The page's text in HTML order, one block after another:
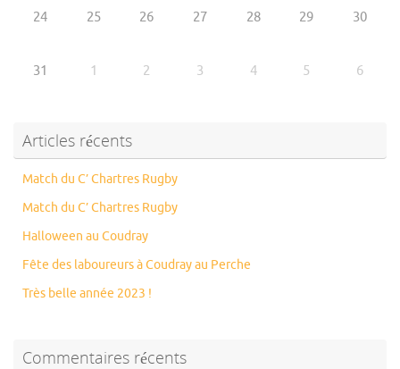
24 25 26 27 28 29 30
31 1 2 3 4 5 6
Articles récents
Match du C’ Chartres Rugby
Match du C’ Chartres Rugby
Halloween au Coudray
Fête des laboureurs à Coudray au Perche
Très belle année 2023 !
Commentaires récents